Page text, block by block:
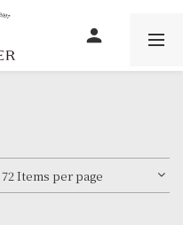
72 Items per page